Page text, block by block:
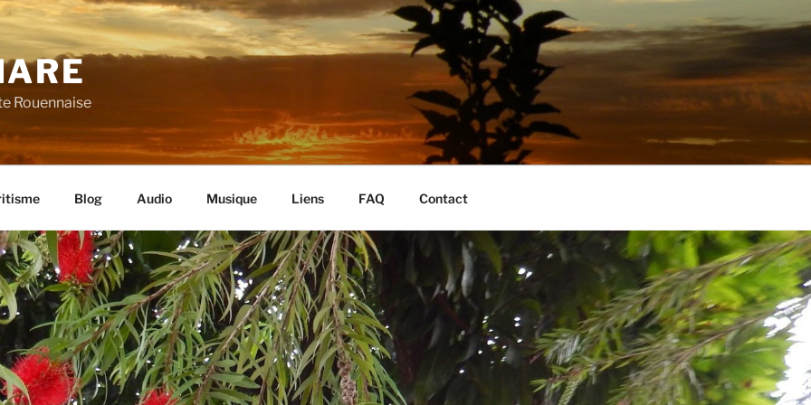
Rouennaise
Blog Audio Musique Liens FAQ Contact